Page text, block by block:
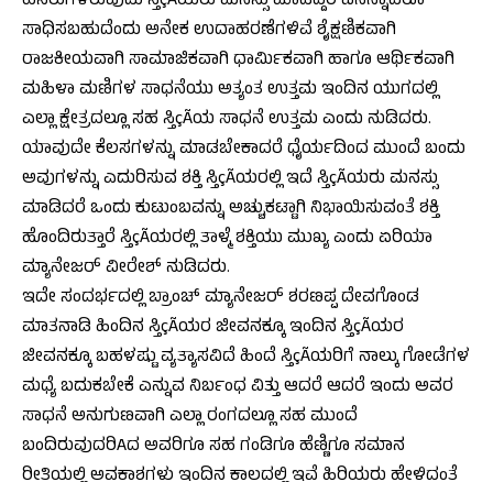
ಸಾಧಿಸಬಹುದೆಂದು ಅನೇಕ ಉದಾಹರಣೆಗಳಿವೆ ಶೈಕ್ಷಣಿಕವಾಗಿ
ರಾಜಕೀಯವಾಗಿ ಸಾಮಾಜಿಕವಾಗಿ ಧಾರ್ಮಿಕವಾಗಿ ಹಾಗೂ ಆರ್ಥಿಕವಾಗಿ
ಮಹಿಳಾ ಮಣಿಗಳ ಸಾಧನೆಯು ಅತ್ಯಂತ ಉತ್ತಮ ಇಂದಿನ ಯುಗದಲ್ಲಿ
ಎಲ್ಲಾ ಕ್ಷೇತ್ರದಲ್ಲೂ ಸಹ ಸ್ತಿçÃಯ ಸಾಧನೆ ಉತ್ತಮ ಎಂದು ನುಡಿದರು.
ಯಾವುದೇ ಕೆಲಸಗಳನ್ನು ಮಾಡಬೇಕಾದರೆ ಧೈರ್ಯದಿಂದ ಮುಂದೆ ಬಂದು
ಅವುಗಳನ್ನು ಎದುರಿಸುವ ಶಕ್ತಿ ಸ್ತಿçÃಯರಲ್ಲಿ ಇದೆ ಸ್ತಿçÃಯರು ಮನಸ್ಸು
ಮಾಡಿದರೆ ಒಂದು ಕುಟುಂಬವನ್ನು ಅಚ್ಚುಕಟ್ಟಾಗಿ ನಿಭಾಯಿಸುವಂತೆ ಶಕ್ತಿ
ಹೊಂದಿರುತ್ತಾರೆ ಸ್ತಿçÃಯರಲ್ಲಿ ತಾಳ್ಮೆ ಶಕ್ತಿಯು ಮುಖ್ಯ ಎಂದು ಏರಿಯಾ
ಮ್ಯಾನೇಜರ್ ವೀರೇಶ್ ನುಡಿದರು.
ಇದೇ ಸಂದರ್ಭದಲ್ಲಿ ಬ್ರಾಂಚ್ ಮ್ಯಾನೇಜರ್ ಶರಣಪ್ಪ ದೇವಗೊಂಡ
ಮಾತನಾಡಿ ಹಿಂದಿನ ಸ್ತಿçÃಯರ ಜೀವನಕ್ಕೂ ಇಂದಿನ ಸ್ತಿçÃಯರ
ಜೀವನಕ್ಕೂ ಬಹಳಷ್ಟು ವ್ಯತ್ಯಾಸವಿದೆ ಹಿಂದೆ ಸ್ತಿçÃಯರಿಗೆ ನಾಲ್ಕು ಗೋಡೆಗಳ
ಮಧ್ಯೆ ಬದುಕಬೇಕೆ ಎನ್ನುವ ನಿರ್ಬಂಧ ವಿತ್ತು ಆದರೆ ಆದರೆ ಇಂದು ಅವರ
ಸಾಧನೆ ಅನುಗುಣವಾಗಿ ಎಲ್ಲಾ ರಂಗದಲ್ಲೂ ಸಹ ಮುಂದೆ
ಬಂದಿರುವುದರಿAದ ಅವರಿಗೂ ಸಹ ಗಂಡಿಗೂ ಹೆಣ್ಣಿಗೂ ಸಮಾನ
ರೀತಿಯಲ್ಲಿ ಅವಕಾಶಗಳು ಇಂದಿನ ಕಾಲದಲ್ಲಿ ಇವೆ ಹಿರಿಯರು ಹೇಳಿದಂತೆ